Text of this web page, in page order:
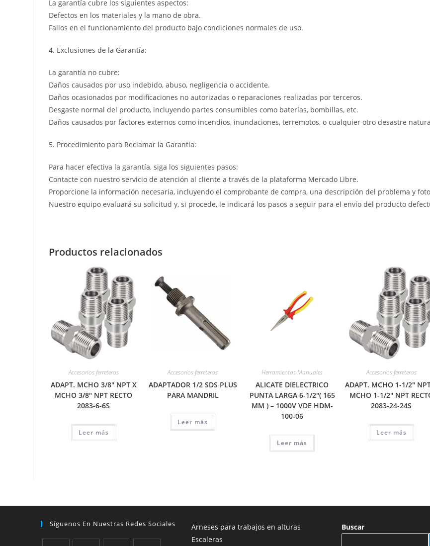
La garantía cubre los siguientes aspectos:
Defectos en los materiales y la mano de obra.
Fallos en el funcionamiento del producto bajo condiciones normales de uso.
4. Exclusiones de la Garantía:
La garantía no cubre:
Daños causados por uso indebido, abuso, negligencia o accidente.
Daños ocasionados por modificaciones no autorizadas o reparaciones realizadas por terceros.
Desgaste normal del producto, incluyendo partes consumibles como baterías, bombillas, etc.
Daños causados por factores externos como incendios, inundaciones, terremotos, o cualquier otro desastre
5. Procedimiento para Reclamar la Garantía:
Para hacer efectiva la garantía, siga los siguientes pasos:
Contacte con nuestro servicio de atención al cliente a través de la plataforma Mercado Libre.
Proporcione la información necesaria, incluyendo el comprobante de compra, una descripción del problema y
Nuestro equipo evaluará su solicitud y, si procede, le indicará los pasos a seguir para el envío del producto
Productos relacionados
Accesorios ferreteros
ADAPT. MCHO 3/8″ NPT X
MCHO 3/8″ NPT RECTO
2083-6-6S
Leer más
Accesorios ferreteros
ADAPTADOR 1/2 SDS PLUS
PARA MANDRIL
Leer más
Herramientas Manuales
ALICATE DIELECTRICO
PUNTA LARGA 6-1/2″( 165
MM ) – 1000V VDE HDM-
100-06
Leer más
Accesorios ferreteros
ADAPT. MCHO 1-1/2″
MCHO 1-1/2″ NPT
2083-24-24S
Leer más
Síguenos En Nuestras Redes Sociales
Arneses para trabajos en alturas
Escaleras
Buscar